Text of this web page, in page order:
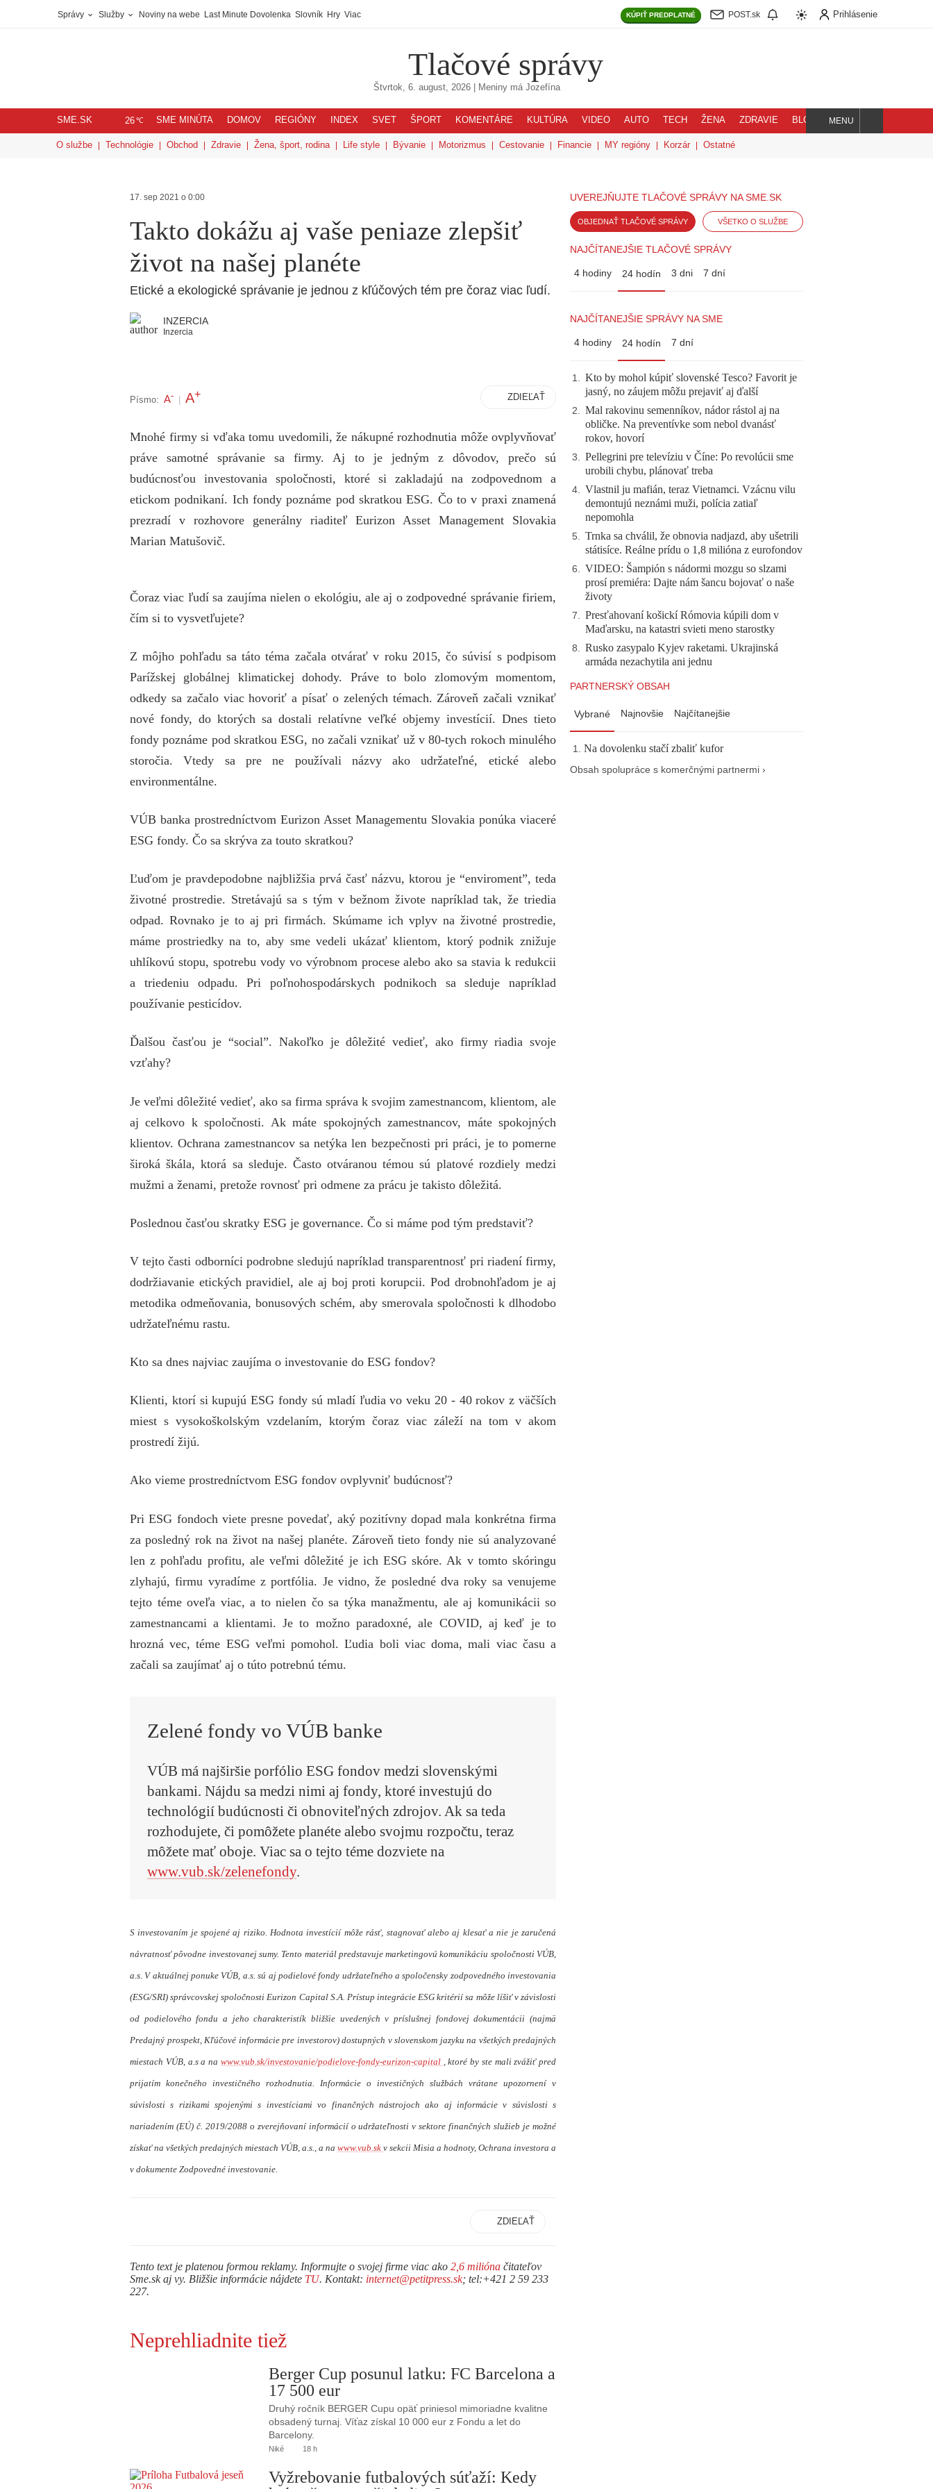
Správy Služby Noviny na webe Last Minute Dovolenka Slovník Hry Viac KÚPIŤ PREDPLATNÉ POST.sk Prihlásenie
Tlačové správy
Štvrtok, 6. august, 2026| Meniny má Jozefína
SME.SK 26℃ SME MINÚTA DOMOV REGIÓNY INDEX SVET ŠPORT KOMENTÁRE KULTÚRA VIDEO AUTO TECH ŽENA ZDRAVIE BLOG
Hľadaj
MENU
O službe Technológie Obchod Zdravie Žena, šport, rodina Life style Bývanie Motorizmus Cestovanie Financie MY regióny Korzár Ostatné
17. sep 2021 o 0:00
Takto dokážu aj vaše peniaze zlepšiť
život na našej planéte
Etické a ekologické správanie je jednou z kľúčových tém pre čoraz viac ľudí.
INZERCIA
Inzercia
Písmo: A- A+ ZDIEĽAŤ
Mnohé firmy si vďaka tomu uvedomili, že nákupné rozhodnutia môže ovplyvňovať
práve samotné správanie sa firmy. Aj to je jedným z dôvodov, prečo sú
budúcnosťou investovania spoločnosti, ktoré si zakladajú na zodpovednom a
etickom podnikaní. Ich fondy poznáme pod skratkou ESG. Čo to v praxi znamená
prezradí v rozhovore generálny riaditeľ Eurizon Asset Management Slovakia
Marian Matušovič.
Čoraz viac ľudí sa zaujíma nielen o ekológiu, ale aj o zodpovedné správanie firiem,
čím si to vysvetľujete?
Z môjho pohľadu sa táto téma začala otvárať v roku 2015, čo súvisí s podpisom
Parížskej globálnej klimatickej dohody. Práve to bolo zlomovým momentom,
odkedy sa začalo viac hovoriť a písať o zelených témach. Zároveň začali vznikať
nové fondy, do ktorých sa dostali relatívne veľké objemy investícií. Dnes tieto
fondy poznáme pod skratkou ESG, no začali vznikať už v 80-tych rokoch minulého
storočia. Vtedy sa pre ne používali názvy ako udržateľné, etické alebo
environmentálne.
VÚB banka prostredníctvom Eurizon Asset Managementu Slovakia ponúka viaceré
ESG fondy. Čo sa skrýva za touto skratkou?
Ľuďom je pravdepodobne najbližšia prvá časť názvu, ktorou je “enviroment”, teda
životné prostredie. Stretávajú sa s tým v bežnom živote napríklad tak, že triedia
odpad. Rovnako je to aj pri firmách. Skúmame ich vplyv na životné prostredie,
máme prostriedky na to, aby sme vedeli ukázať klientom, ktorý podnik znižuje
uhlíkovú stopu, spotrebu vody vo výrobnom procese alebo ako sa stavia k redukcii
a triedeniu odpadu. Pri poľnohospodárskych podnikoch sa sleduje napríklad
používanie pesticídov.
Ďalšou časťou je “social”. Nakoľko je dôležité vedieť, ako firmy riadia svoje
vzťahy?
Je veľmi dôležité vedieť, ako sa firma správa k svojim zamestnancom, klientom, ale
aj celkovo k spoločnosti. Ak máte spokojných zamestnancov, máte spokojných
klientov. Ochrana zamestnancov sa netýka len bezpečnosti pri práci, je to pomerne
široká škála, ktorá sa sleduje. Často otváranou témou sú platové rozdiely medzi
mužmi a ženami, pretože rovnosť pri odmene za prácu je takisto dôležitá.
Poslednou časťou skratky ESG je governance. Čo si máme pod tým predstaviť?
V tejto časti odborníci podrobne sledujú napríklad transparentnosť pri riadení firmy,
dodržiavanie etických pravidiel, ale aj boj proti korupcii. Pod drobnohľadom je aj
metodika odmeňovania, bonusových schém, aby smerovala spoločnosti k dlhodobo
udržateľnému rastu.
Kto sa dnes najviac zaujíma o investovanie do ESG fondov?
Klienti, ktorí si kupujú ESG fondy sú mladí ľudia vo veku 20 - 40 rokov z väčších
miest s vysokoškolským vzdelaním, ktorým čoraz viac záleží na tom v akom
prostredí žijú.
Ako vieme prostredníctvom ESG fondov ovplyvniť budúcnosť?
Pri ESG fondoch viete presne povedať, aký pozitívny dopad mala konkrétna firma
za posledný rok na život na našej planéte. Zároveň tieto fondy nie sú analyzované
len z pohľadu profitu, ale veľmi dôležité je ich ESG skóre. Ak v tomto skóringu
zlyhajú, firmu vyradíme z portfólia. Je vidno, že posledné dva roky sa venujeme
tejto téme oveľa viac, a to nielen čo sa týka manažmentu, ale aj komunikácii so
zamestnancami a klientami. Je to možno paradoxné, ale COVID, aj keď je to
hrozná vec, téme ESG veľmi pomohol. Ľudia boli viac doma, mali viac času a
začali sa zaujímať aj o túto potrebnú tému.
Zelené fondy vo VÚB banke
VÚB má najširšie porfólio ESG fondov medzi slovenskými
bankami. Nájdu sa medzi nimi aj fondy, ktoré investujú do
technológií budúcnosti či obnoviteľných zdrojov. Ak sa teda
rozhodujete, či pomôžete planéte alebo svojmu rozpočtu, teraz
môžete mať oboje. Viac sa o tejto téme dozviete na
www.vub.sk/zelenefondy.
S investovaním je spojené aj riziko.Hodnota investícií môže rásť, stagnovať alebo aj klesať a nie je zaručená
návratnosť pôvodne investovanej sumy. Tento materiál predstavuje marketingovú komunikáciu spoločnosti VÚB,
a.s. V aktuálnej ponuke VÚB, a.s. sú aj podielové fondy udržateľného a spoločensky zodpovedného investovania
(ESG/SRI) správcovskej spoločnosti Eurizon Capital S.A. Prístup integrácie ESG kritérií sa môže líšiť v závislosti
od podielového fondu a jeho charakteristík bližšie uvedených v príslušnej fondovej dokumentácii (najmä
Predajný prospekt, Kľúčové informácie pre investorov) dostupných v slovenskom jazyku na všetkých predajných
miestach VÚB, a.s a na www.vub.sk/investovanie/podielove-fondy-eurizon-capital , ktoré by ste mali zvážiť pred
prijatím konečného investičného rozhodnutia. Informácie o investičných službách vrátane upozornení v
súvislosti s rizikami spojenými s investíciami vo finančných nástrojoch ako aj informácie v súvislosti s
nariadením (EÚ) č. 2019/2088 o zverejňovaní informácií o udržateľnosti v sektore finančných služieb je možné
získať na všetkých predajných miestach VÚB, a.s., a na www.vub.sk v sekcii Misia a hodnoty, Ochrana investora a
v dokumente Zodpovedné investovanie.
ZDIEĽAŤ
Tento text je platenou formou reklamy. Informujte o svojej firme viac ako 2,6 milióna čitateľov
Sme.sk aj vy. Bližšie informácie nájdete TU. Kontakt: internet@petitpress.sk; tel:+421 2 59 233
227.
UVEREJŇUJTE TLAČOVÉ SPRÁVY NA SME.SK
OBJEDNAŤ TLAČOVÉ SPRÁVY VŠETKO O SLUŽBE
NAJČÍTANEJŠIE TLAČOVÉ SPRÁVY
4 hodiny 24 hodín 3 dni 7 dní
NAJČÍTANEJŠIE SPRÁVY NA SME
4 hodiny 24 hodín 7 dní
1. Kto by mohol kúpiť slovenské Tesco? Favorit je
jasný, no záujem môžu prejaviť aj ďalší
2. Mal rakovinu semenníkov, nádor rástol aj na
obličke. Na preventívke som nebol dvanásť
rokov, hovorí
3. Pellegrini pre televíziu v Číne: Po revolúcii sme
urobili chybu, plánovať treba
4. Vlastnil ju mafián, teraz Vietnamci. Vzácnu vilu
demontujú neznámi muži, polícia zatiaľ
nepomohla
5. Trnka sa chválil, že obnovia nadjazd, aby ušetrili
státisíce. Reálne prídu o 1,8 milióna z eurofondov
6. VIDEO: Šampión s nádormi mozgu so slzami
prosí premiéra: Dajte nám šancu bojovať o naše
životy
7. Presťahovaní košickí Rómovia kúpili dom v
Maďarsku, na katastri svieti meno starostky
8. Rusko zasypalo Kyjev raketami. Ukrajinská
armáda nezachytila ani jednu
PARTNERSKÝ OBSAH
Vybrané Najnovšie Najčítanejšie
Na dovolenku stačí zbaliť kufor
Obsah spolupráce s komerčnými partnermi ›
Neprehliadnite tiež
Berger Cup posunul latku: FC Barcelona a
17 500 eur
Druhý ročník BERGER Cupu opäť priniesol mimoriadne kvalitne
obsadený turnaj. Víťaz získal 10 000 eur z Fondu a let do
Barcelony.
Niké 18 h
Vyžrebovanie futbalových súťaží: Kedy